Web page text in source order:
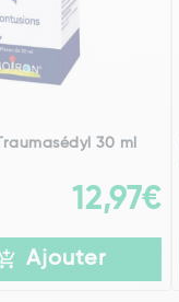
30 ml
12,97€
Ajouter